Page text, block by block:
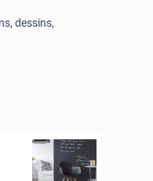
dessins,